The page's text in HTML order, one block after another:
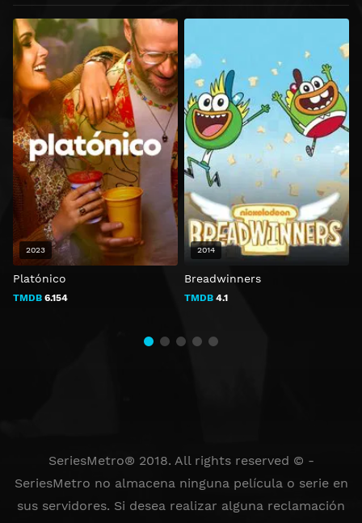
Platónico
TMDB 6.154
2023
Breadwinners
TMDB 4.1
2014
SeriesMetro® 2018. All rights reserved © -
SeriesMetro no almacena ninguna película o serie en
sus servidores. Si desea realizar alguna reclamación